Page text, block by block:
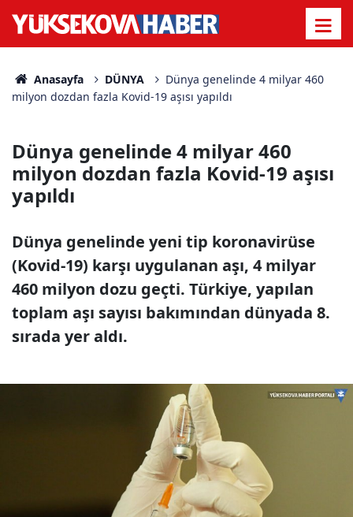
Anasayfa DÜNYA
Dünya genelinde 4 milyar 460
milyon dozdan fazla Kovid-19 aşısı yapıldı
Dünya genelinde 4 milyar 460
milyon dozdan fazla Kovid-19 aşısı
yapıldı
Dünya genelinde yeni tip koronavirüse
(Kovid-19) karşı uygulanan aşı, 4 milyar
460 milyon dozu geçti. Türkiye, yapılan
toplam aşı sayısı bakımından dünyada 8.
sırada yer aldı.